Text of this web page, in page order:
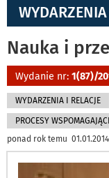
WYDARZENIA
Nauka i
Wydanie nr: 1(87)/
WYDARZENIA I RELACJE
PROCESY
ponad rok temu